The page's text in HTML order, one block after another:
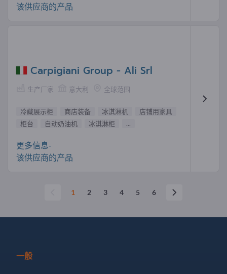
该供应商的产品
Carpigiani Group - Ali Srl
生产厂家 意大利 全球范围
冷藏展示柜 商店装备 冰淇淋机
店铺用家具
柜台
自动奶油机 冰淇淋柜 ...
更多信息-
该供应商的产品
1 2 3 4 5 6
一般